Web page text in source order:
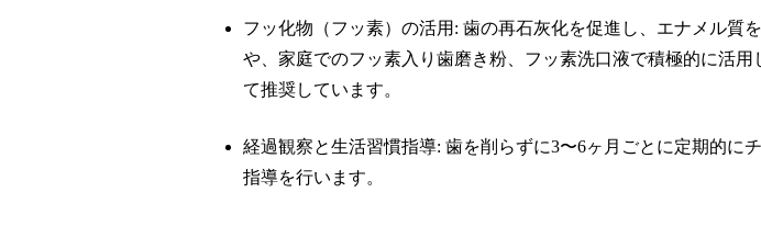
フッ化物（フッ素）の活用: 歯の再石灰化を促進し、エナメル質
や、家庭でのフッ素入り歯磨き粉、フッ素洗口液で積極的に活
て推奨しています。
経過観察と生活習慣指導: 歯を削らずに3〜6ヶ月ごとに定期的に
指導を行います。